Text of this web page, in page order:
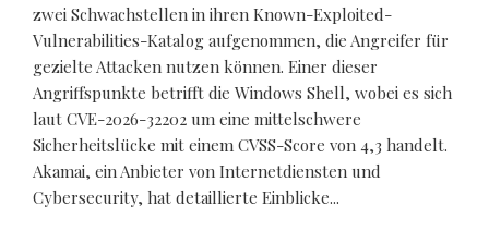
zwei Schwachstellen in ihren Known-Exploited-
Vulnerabilities-Katalog aufgenommen, die Angreifer für
gezielte Attacken nutzen können. Einer dieser
Angriffspunkte betrifft die Windows Shell, wobei es sich
laut CVE-2026-32202 um eine mittelschwere
Sicherheitslücke mit einem CVSS-Score von 4,3 handelt.
Akamai, ein Anbieter von Internetdiensten und
Cybersecurity, hat detaillierte Einblicke...